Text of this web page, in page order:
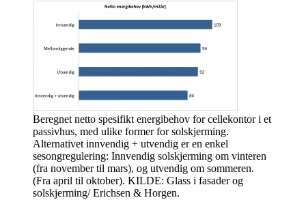
Beregnet netto spesifikt energibehov for cellekontor i et
passivhus, med ulike former for solskjerming.
Alternativet innvendig + utvendig er en enkel
sesongregulering: Innvendig solskjerming om vinteren
(fra november til mars), og utvendig om sommeren.
(Fra april til oktober). KILDE: Glass i fasader og
solskjerming/ Erichsen & Horgen.